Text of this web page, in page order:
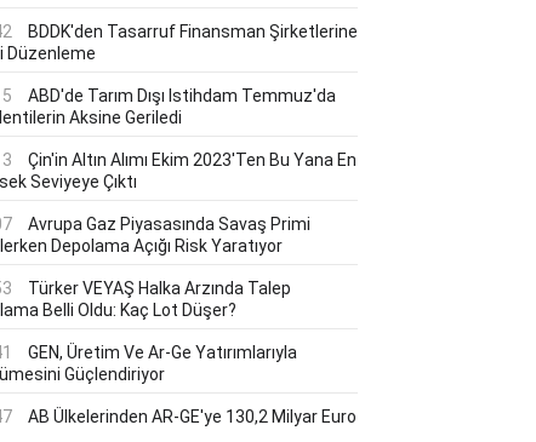
BDDK'den Tasarruf Finansman Şirketlerine
Düzenleme
ABD'de Tarım Dışı Istihdam Temmuz'da
Aksine Geriledi
Çin'in Altın Alımı Ekim 2023'ten Bu Yana En
Seviyeye Çıktı
Avrupa Gaz Piyasasında Savaş Primi
Depolama Açığı Risk Yaratıyor
Türker VEYAŞ Halka Arzında Talep
Belli Oldu: Kaç Lot Düşer?
GEN, Üretim Ve Ar-Ge Yatırımlarıyla
Güçlendiriyor
AB Ülkelerinden AR-GE'ye 130,2 Milyar Euro